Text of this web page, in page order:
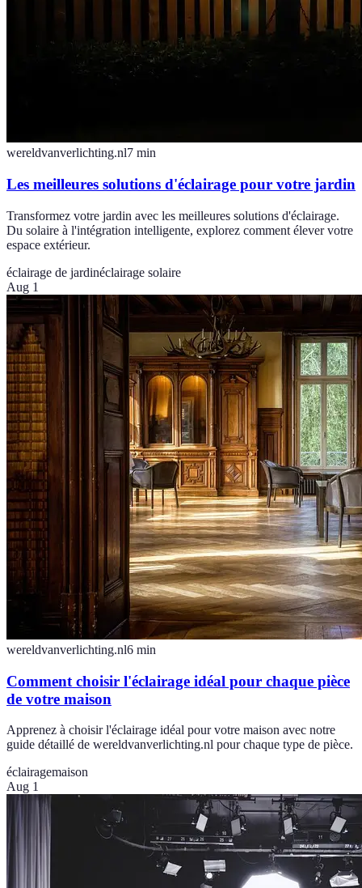
wereldvanverlichting.nl7 min
Les meilleures solutions d'éclairage pour votre jardin
Transformez votre jardin avec les meilleures solutions d'éclairage.
Du solaire à l'intégration intelligente, explorez comment élever votre
espace extérieur.
éclairage de jardinéclairage solaire
Aug 1
wereldvanverlichting.nl6 min
Comment choisir l'éclairage idéal pour chaque pièce
de votre maison
Apprenez à choisir l'éclairage idéal pour votre maison avec notre
guide détaillé de wereldvanverlichting.nl pour chaque type de pièce.
éclairagemaison
Aug 1